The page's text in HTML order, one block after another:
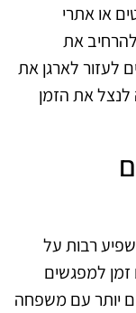
או אתרי
להרחיב את
לעזור לארגן את
לנצל את הזמן
רבות על
למפגשים
יותר עם משפחה